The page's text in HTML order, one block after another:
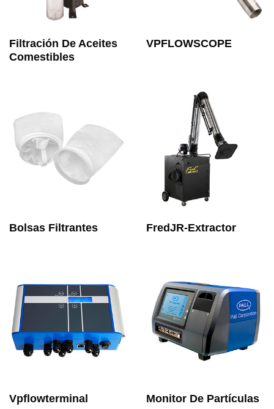
Filtración De Aceites
Comestibles
VPFLOWSCOPE
Bolsas Filtrantes FredJR-Extractor
Vpflowterminal Monitor De Partículas